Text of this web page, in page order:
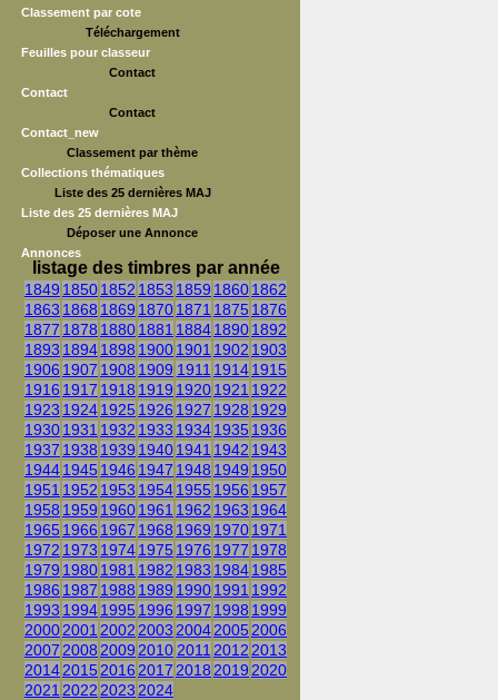
Classement par cote
Téléchargement
Feuilles pour classeur
Contact
Contact
Contact
Contact_new
Classement par thème
Collections thématiques
Liste des 25 dernières MAJ
Liste des 25 dernières MAJ
Déposer une Annonce
Annonces
listage des timbres par année
1849 18501852 1853 1859 18601862
1863 1868 1869 18701871 1875 1876
1877 1878 18801881 188418901892
1893 18941898 19001901 1902 1903
1906 1907 1908 1909 1911 19141915
1916 1917 1918 1919 19201921 1922
1923 19241925 1926 1927 1928 1929
19301931 1932 1933 19341935 1936
1937 1938 1939 19401941 1942 1943
19441945 1946 1947 1948 1949 1950
1951 1952 1953 19541955 1956 1957
1958 1959 19601961 1962 1963 1964
1965 1966 1967 1968 1969 19701971
1972 1973 19741975 1976 1977 1978
1979 19801981 1982 1983 19841985
1986 1987 1988 1989 19901991 1992
1993 19941995 1996 1997 1998 1999
20002001 2002 2003 20042005 2006
2007 2008 2009 2010 2011 2012 2013
20142015 2016 2017 2018 2019 2020
2021 2022 2023 2024